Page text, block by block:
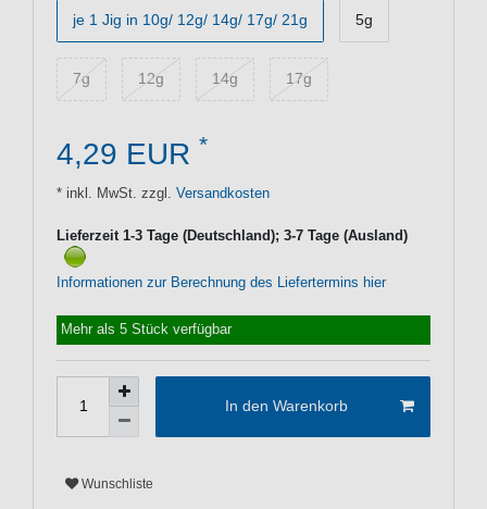
je 1 Jig in 10g/ 12g/ 14g/ 17g/ 21g 5g
7g 12g 14g 17g
4,29 EUR *
* inkl. MwSt. zzgl. Versandkosten
Lieferzeit 1-3 Tage (Deutschland); 3-7 Tage (Ausland)
Informationen zur Berechnung des Liefertermins hier
Mehr als 5 Stück verfügbar
In den Warenkorb
Wunschliste